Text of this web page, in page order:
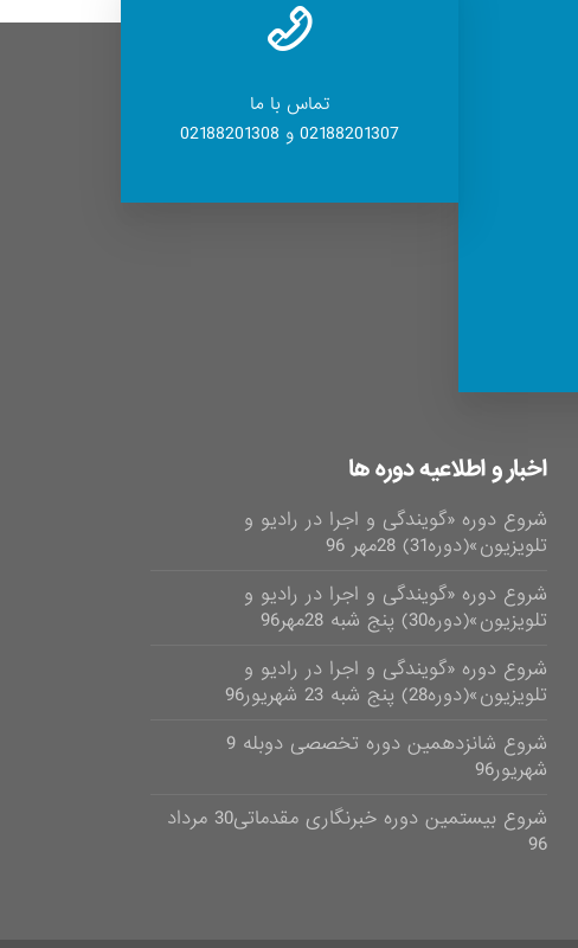
تماس با ما
02188201307 و 02188201308
اخبار و اطلاعیه دوره ها
شروع دوره «گویندگی و اجرا در رادیو و
تلویزیون»(دوره31) 28مهر 96
شروع دوره «گویندگی و اجرا در رادیو و
تلویزیون»(دوره30) پنج شبه 28مهر96
شروع دوره «گویندگی و اجرا در رادیو و
تلویزیون»(دوره28) پنج شبه 23 شهریور96
شروع شانزدهمین دوره تخصصی دوبله 9
شهریور96
شروع بیستمین دوره خبرنگاری مقدماتی30 مرداد
96